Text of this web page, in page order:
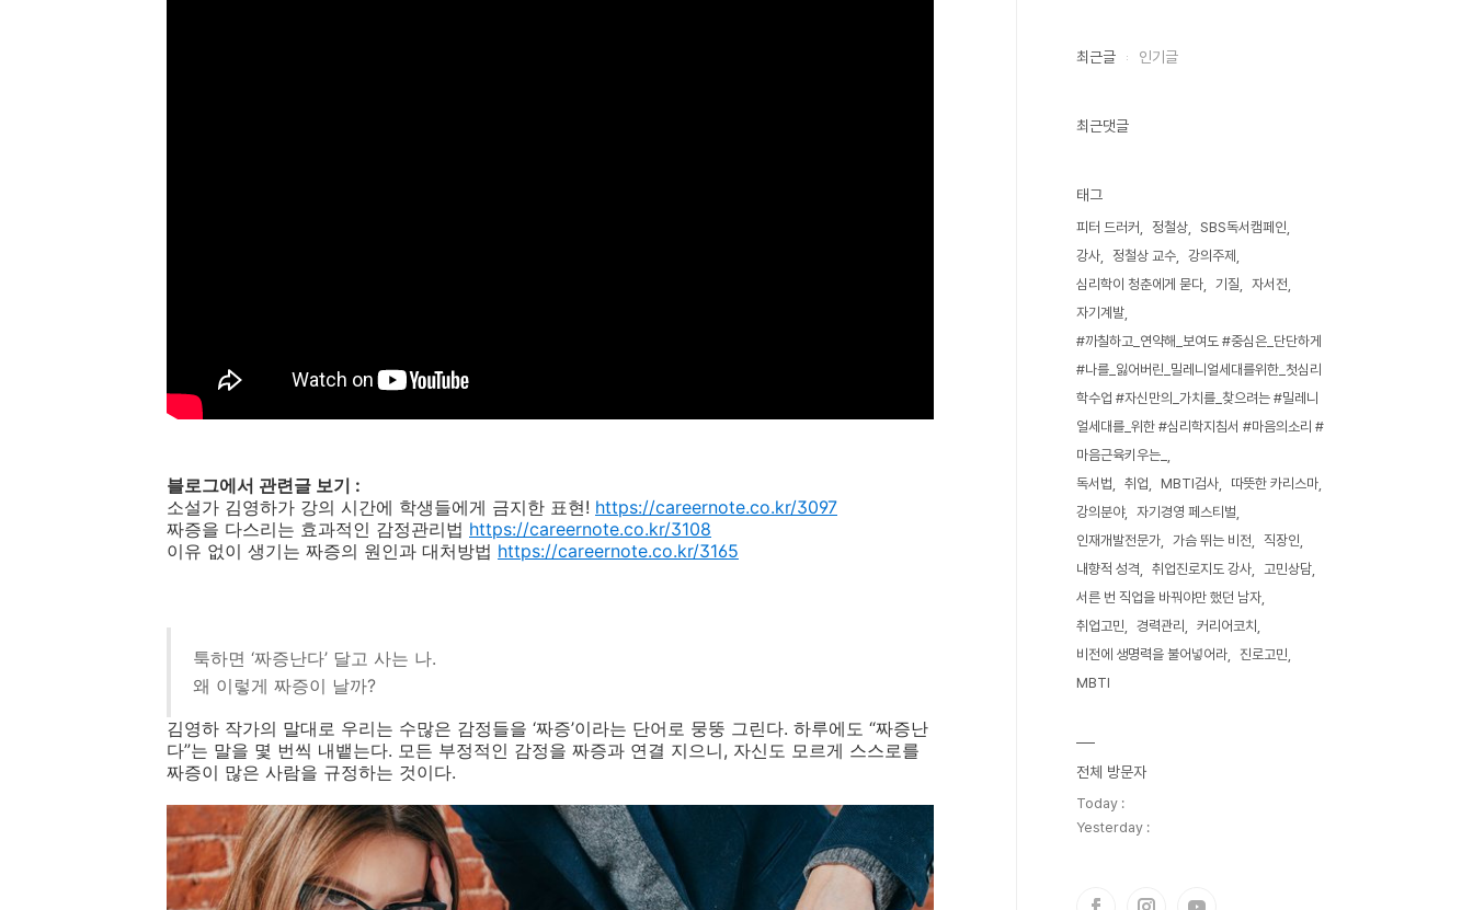
블로그에서 관련글 보기 :
소설가 김영하가 강의 시간에 학생들에게 금지한 표현! https://careernote.co.kr/3097
짜증을 다스리는 효과적인 감정관리법 https://careernote.co.kr/3108
이유 없이 생기는 짜증의 원인과 대처방법 https://careernote.co.kr/3165
툭하면 ‘짜증난다’ 달고 사는 나.
왜 이렇게 짜증이 날까?
김영하 작가의 말대로 우리는 수많은 감정들을 ‘짜증’이라는 단어로 뭉뚱 그린다. 하루에도 “짜증난
다”는 말을 몇 번씩 내뱉는다. 모든 부정적인 감정을 짜증과 연결 지으니, 자신도 모르게 스스로를
짜증이 많은 사람을 규정하는 것이다.
최근글 인기글
최근댓글
태그
피터 드러커 정철상
SBS독서캠페인
강사
정철상 교수
강의주제
심리학이 청춘에게 묻다
기질
자서전
자기계발
#까칠하고_연약해_보여도 #중심은_단단하게
#나를_잃어버린_밀레니얼세대를위한_첫심리
학수업 #자신만의_가치를_찾으려는 #밀레니
얼세대를_위한 #심리학지침서 #마음의소리 #
마음근육키우는_
독서법
취업 MBTI검사
따뜻한 카리스마
강의분야
자기경영 페스티벌
인재개발전문가
가슴 뛰는 비전
직장인
내향적 성격
취업진로지도 강사
고민상담
서른 번 직업을 바꿔야만 했던 남자
취업고민
경력관리
커리어코치
비전에 생명력을 불어넣어라
진로고민
MBTI
전체 방문자
Today :
Yesterday :